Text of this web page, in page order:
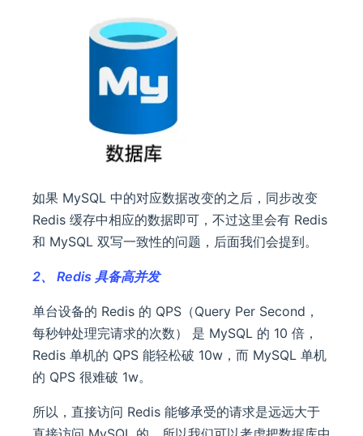
如果 MySQL 中的对应数据改变的之后，同步改变
Redis 缓存中相应的数据即可，不过这里会有 Redis
和 MySQL 双写一致性的问题，后面我们会提到。
2、 Redis 具备高并发
单台设备的 Redis 的 QPS（Query Per Second，
每秒钟处理完请求的次数） 是 MySQL 的 10 倍，
Redis 单机的 QPS 能轻松破 10w，而 MySQL 单机
的 QPS 很难破 1w。
所以，直接访问 Redis 能够承受的请求是远远大于